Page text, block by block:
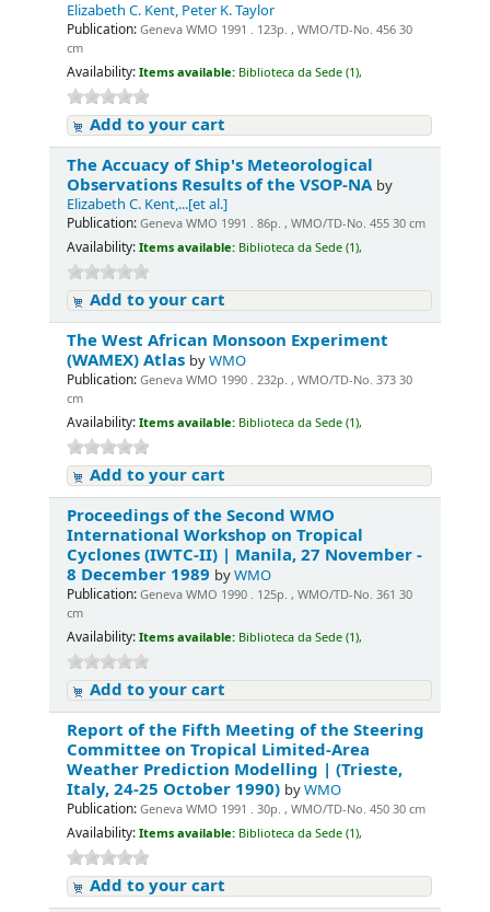
Elizabeth C. Kent, Peter K. Taylor
Publication: Geneva WMO 1991 . 123p. , WMO/TD-No. 456 30
cm
Availability: Items available: Biblioteca da Sede (1),
Add to your cart
The Accuacy of Ship's Meteorological
Observations Results of the VSOP-NA by
Elizabeth C. Kent,...[et al.]
Publication: Geneva WMO 1991 . 86p. , WMO/TD-No. 455 30 cm
Availability: Items available: Biblioteca da Sede (1),
Add to your cart
The West African Monsoon Experiment
(WAMEX) Atlas byWMO
Publication: Geneva WMO 1990 . 232p. , WMO/TD-No. 373 30
cm
Availability: Items available: Biblioteca da Sede (1),
Add to your cart
Proceedings of the Second WMO
International Workshop on Tropical
Cyclones (IWTC-II) | Manila, 27 November -
8 December 1989 byWMO
Publication: Geneva WMO 1990 . 125p. , WMO/TD-No. 361 30
cm
Availability: Items available: Biblioteca da Sede (1),
Add to your cart
Report of the Fifth Meeting of the Steering
Committee on Tropical Limited-Area
Weather Prediction Modelling | (Trieste,
Italy, 24-25 October 1990) byWMO
Publication: Geneva WMO 1991 . 30p. , WMO/TD-No. 450 30 cm
Availability: Items available: Biblioteca da Sede (1),
Add to your cart